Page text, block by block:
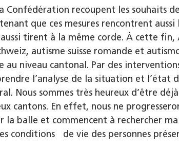
Confédération recoupent les souhaits
que ces mesures rencontrent
tirent à la même corde. À cette fin,
autisme suisse romande et
niveau cantonal. Par des
l’analyse de la situation et l’état
Nous sommes très heureux d’être
cantons. En effet, nous ne
la balle et commencent à rechercher
conditions de vie des personnes